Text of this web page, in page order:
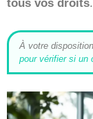
tous vos droits.
À votre
pour vérifier si un